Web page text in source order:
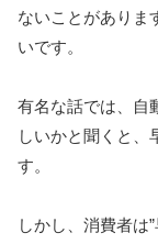
ないことがありま
いです。
有名な話では、自
しいかと聞くと、
す。
しかし、消費者は